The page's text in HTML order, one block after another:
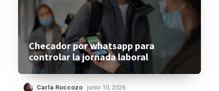
Checador por whatsapp para
controlar la jornada laboral
Carla Roccozo junio 10, 2026